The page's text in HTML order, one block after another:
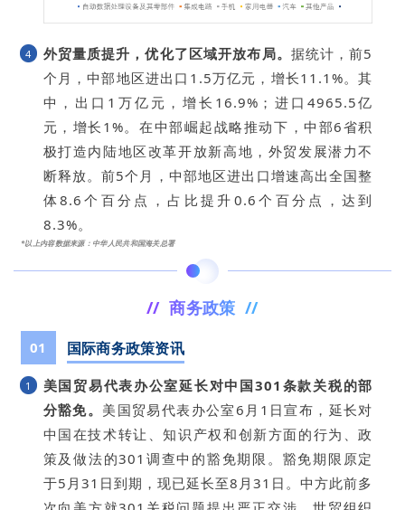
4 外贸量质提升，优化了区域开放布局。 据统计，前5
个月，中部地区进出口1.5万亿元，增长11.1%。其
中，出口1万亿元，增长16.9%；进口4965.5亿
元，增长1%。在中部崛起战略推动下，中部6省积
极打造内陆地区改革开放新高地，外贸发展潜力不
断释放。前5个月，中部地区进出口增速高出全国整
体8.6个百分点，占比提升0.6个百分点，达到
8.3%。
*以上内容数据来源： 中华人民共和国海关总署
// 商务政策 //
01 国际商务政策资讯
1
美国贸易代表办公室延长对中国301条款关税的部
分豁免。 美国贸易代表办公室6月1日宣布，延长对
中国在技术转让、知识产权和创新方面的行为、政
策及做法的301调查中的豁免期限。豁免期限原定
于5月31日到期，现已延长至8月31日。中方此前多